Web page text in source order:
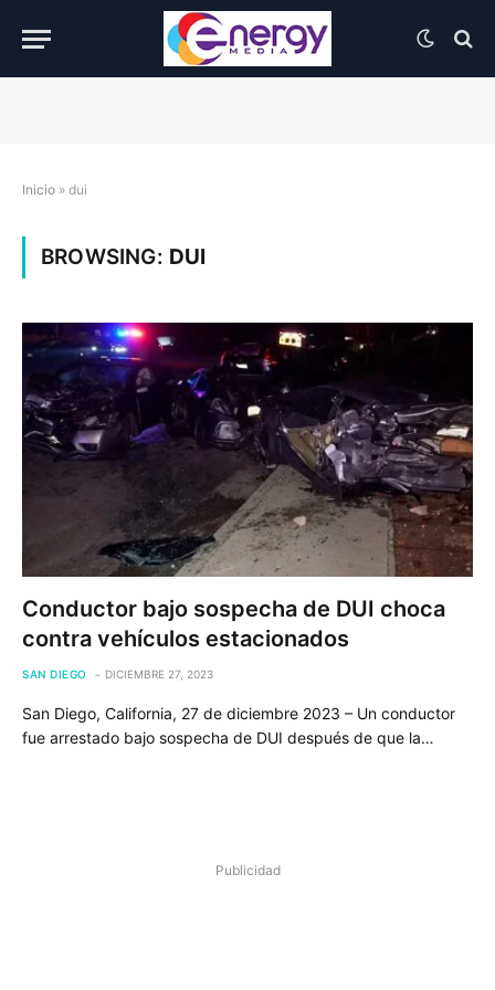
Inicio » dui
BROWSING: DUI
Conductor bajo sospecha de DUI choca
contra vehículos estacionados
SAN DIEGO DICIEMBRE 27, 2023
San Diego, California, 27 de diciembre 2023 – Un conductor
fue arrestado bajo sospecha de DUI después de que la…
Publicidad